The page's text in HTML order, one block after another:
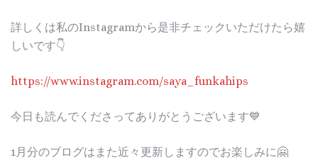
詳しくは私のInstagramから是非チェックいただけたら嬉
しいです👇
https://www.instagram.com/saya_funkahips
今日も読んでくださってありがとうございます💙
1月分のブログはまた近々更新しますのでお楽しみに🤗